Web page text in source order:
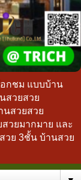
อกชม แบบบ้าน
สวยสวย
นสวยสวย
วยมากมาย และ
วย 3ชั้น บ้านสวย